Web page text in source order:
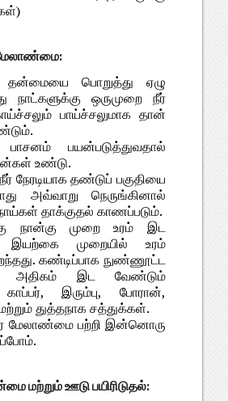
மேலாண்மை:
பொறுத்து ஏழு
நாட்களுக்கு ஒருமுறை நீர்
பாய்ச்சலுமாக தான்
பாசனம் பயன்படுத்துவதால்
உண்டு.
நேரடியாக தண்டுப் பகுதியை
அவ்வாறு நெருங்கினால்
தாக்குதல் காணப்படும்.
நான்கு முறை உரம் இட
இயற்கை முறையில் உரம்
கண்டிப்பாக நுண்ணூட்ட
அதிகம் இட வேண்டும்
காப்பர், இரும்பு, போரான்,
துத்தநாக சத்துக்கள்.
மேலாண்மை பற்றி இன்னொரு
மற்றும் ஊடு பயிரிடுதல்: